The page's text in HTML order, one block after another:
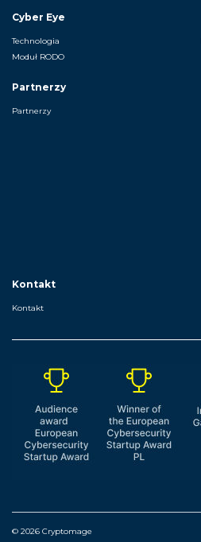
Cyber Eye
Technologia
Moduł RODO
Partnerzy
Partnerzy
Kontakt
Kontakt
© 2026 Cryptomage